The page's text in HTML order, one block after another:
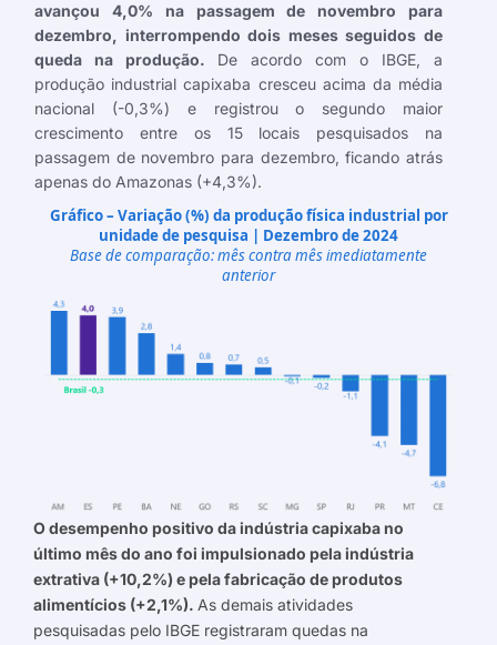
avançou 4,0% na passagem de novembro para
dezembro, interrompendo dois meses seguidos de
queda na produção. De acordo com o IBGE, a
produção industrial capixaba cresceu acima da média
nacional (-0,3%) e registrou o segundo maior
crescimento entre os 15 locais pesquisados na
passagem de novembro para dezembro, ficando atrás
apenas do Amazonas (+4,3%).
Gráfico – Variação (%) da produção física industrial por
unidade de pesquisa | Dezembro de 2024
Base de comparação: mês contra mês imediatamente
anterior
O desempenho positivo da indústria capixaba no
último mês do ano foi impulsionado pela indústria
extrativa (+10,2%) e pela fabricação de produtos
alimentícios (+2,1%). As demais atividades
pesquisadas pelo IBGE registraram quedas na